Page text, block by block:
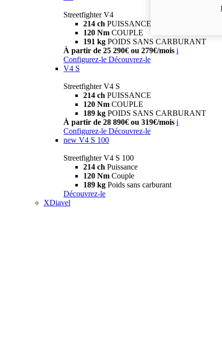
Streetfighter V4
214 ch PUISSANCE
120 Nm COUPLE
191 kg POIDS SANS CARBURANT
À partir de 25 290€ ou 279€/mois i
Configurez-le Découvrez-le
V4 S
Streetfighter V4 S
214 ch PUISSANCE
120 Nm COUPLE
189 kg POIDS SANS CARBURANT
À partir de 28 890€ ou 319€/mois i
Configurez-le Découvrez-le
new V4 S 100
Streetfighter V4 S 100
214 ch Puissance
120 Nm Couple
189 kg Poids sans carburant
Découvrez-le
XDiavel